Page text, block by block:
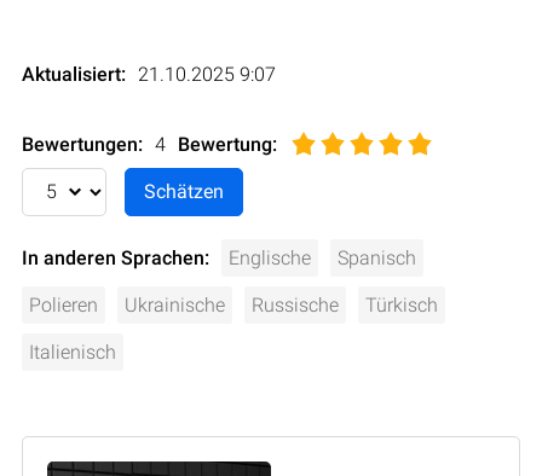
Aktualisiert: 21.10.2025 9:07
Bewertungen: 4 Bewertung:
In anderen Sprachen: Englische Spanisch
Polieren Ukrainische Russische Türkisch
Italienisch